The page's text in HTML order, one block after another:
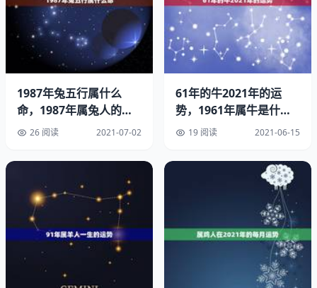
中文名：武明空、武曌
出生地：山西省吕梁市文水县
出生日期：公元年初
逝世日期：公元年冬
1987年兔五行属什么
命，1987年属兔人的五
行属什么？
26 阅读 2021-07-02
61年的牛2021年的运
势，1961年属牛是什么
命 19 阅读 2021-06-15